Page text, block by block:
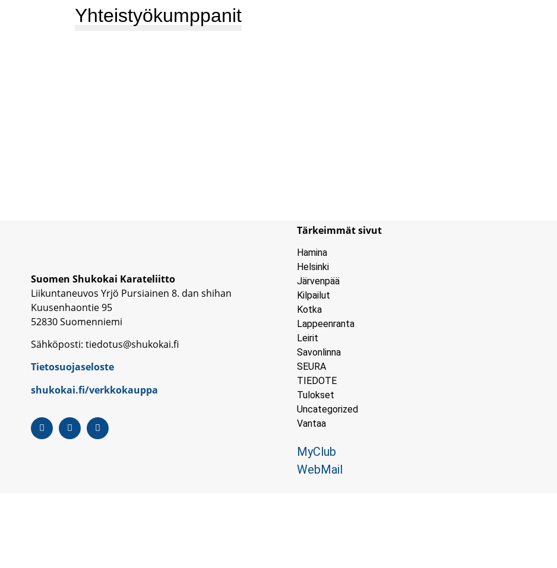
Yhteistyökumppanit
Suomen Shukokai Karateliitto
Liikuntaneuvos Yrjö Pursiainen 8. dan shihan
Kuusenhaontie 95
52830 Suomenniemi
Sähköposti: tiedotus@shukokai.fi
Tietosuojaseloste
shukokai.fi/verkkokauppa
Tärkeimmät sivut
Hamina
Helsinki
Järvenpää
Kilpailut
Kotka
Lappeenranta
Leirit
Savonlinna
SEURA
TIEDOTE
Tulokset
Uncategorized
Vantaa
MyClub
WebMail